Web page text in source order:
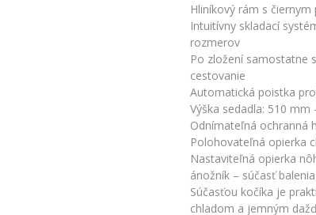
Hliníkový rám s
Intuitívny skladací
rozmerov
Po zložení samostatne
cestovanie
Automatická poistka
Výška sedadla: 510
Odnímateľná ochranná
Polohovateľná opierka
Nastaviteľná opierka
ánožník – súčasť balenia
Súčasťou kočíka je
chladom a jemným